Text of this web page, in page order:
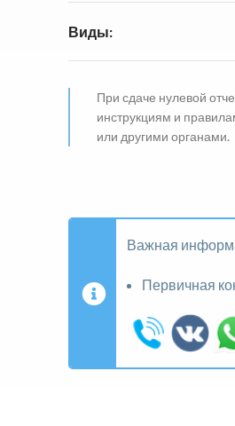
Виды:
При сдаче нулевой
инструкциям и
или другими органами.
Важная
Первичная